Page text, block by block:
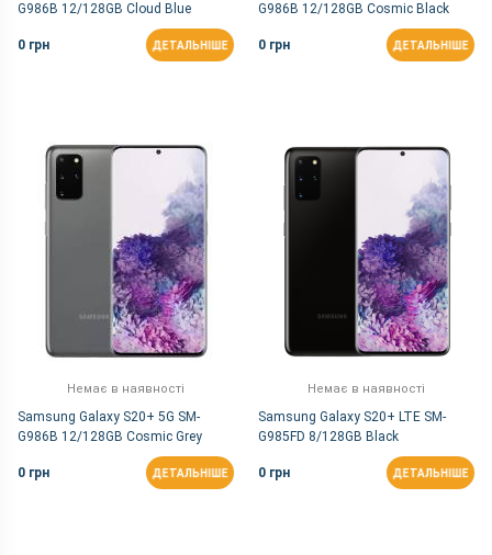
G986B 12/128GB Cloud Blue
0 грн ДЕТАЛЬНІШЕ
G986B 12/128GB Cosmic Black
0 грн ДЕТАЛЬНІШЕ
Немає в наявності
Samsung Galaxy S20+ 5G SM-
G986B 12/128GB Cosmic Grey
0 грн ДЕТАЛЬНІШЕ
Немає в наявності
Samsung Galaxy S20+ LTE SM-
G985FD 8/128GB Black
0 грн ДЕТАЛЬНІШЕ